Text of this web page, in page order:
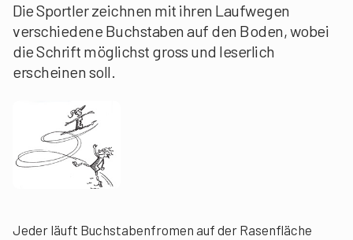
Die Sportler zeichnen mit ihren Laufwegen
verschiedene Buchstaben auf den Boden, wobei
die Schrift möglichst gross und leserlich
erscheinen soll.
Jeder läuft Buchstabenfromen auf der Rasenfläche